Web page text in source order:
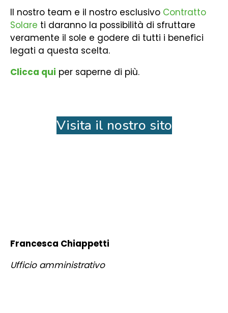
Il nostro team e il nostro esclusivo Contratto
Solare ti daranno la possibilità di sfruttare
veramente il sole e godere di tutti i benefici
legati a questa scelta.
Clicca qui per saperne di più.
Visita il nostro sito